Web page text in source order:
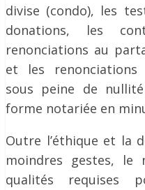
divise (condo), les
donations, les
renonciations au
et les renonciations
sous peine de
forme notariée en
Outre l’éthique et la
moindres gestes, le
qualités requises